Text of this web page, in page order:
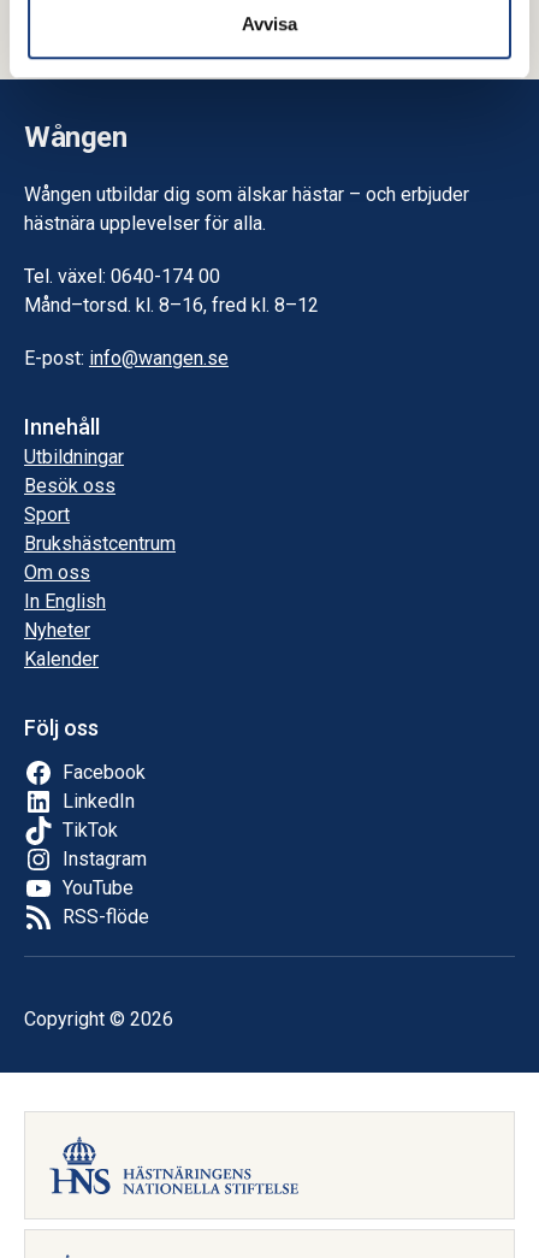
Avvisa
Wången
Wången utbildar dig som älskar hästar – och erbjuder
hästnära upplevelser för alla.
Tel. växel: 0640-174 00
Månd–torsd. kl. 8–16, fred kl. 8–12
E-post: info@wangen.se
Innehåll
Utbildningar
Besök oss
Sport
Brukshästcentrum
Om oss
In English
Nyheter
Kalender
Följ oss
Facebook
LinkedIn
TikTok
Instagram
YouTube
RSS-flöde
Copyright © 2026